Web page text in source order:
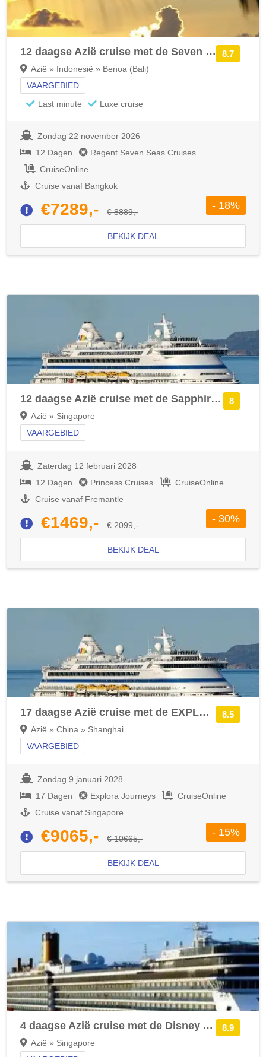
8.7
12 daagse Azië cruise met de Seven Seas Explorer
Azië » Indonesië » Benoa (Bali)
VAARGEBIED
Last minute
Luxe cruise
Zondag 22 november 2026
12 Dagen
Regent Seven Seas Cruises
CruiseOnline
Cruise vanaf Bangkok
€7289,- € 8889,-
- 18%
BEKIJK DEAL
8
12 daagse Azië cruise met de Sapphire Princess
Azië » Singapore
VAARGEBIED
Zaterdag 12 februari 2028
12 Dagen
Princess Cruises
CruiseOnline
Cruise vanaf Fremantle
€1469,- € 2099,-
- 30%
BEKIJK DEAL
8.5
17 daagse Azië cruise met de EXPLORA III
Azië » China » Shanghai
VAARGEBIED
Zondag 9 januari 2028
17 Dagen
Explora Journeys
CruiseOnline
Cruise vanaf Singapore
€9065,- € 10665,-
- 15%
BEKIJK DEAL
8.9
4 daagse Azië cruise met de Disney Adventure
Azië » Singapore